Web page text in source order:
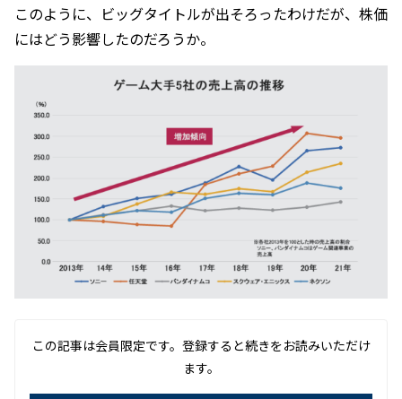
このように、ビッグタイトルが出そろったわけだが、株価
にはどう影響したのだろうか。
この記事は会員限定です。登録すると続きをお読みいただけ
ます。